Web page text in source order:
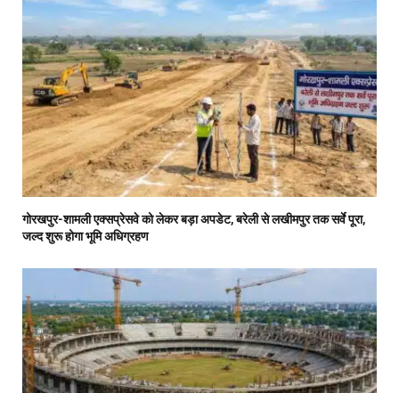
गोरखपुर-शामली एक्सप्रेसवे को लेकर बड़ा अपडेट, बरेली से लखीमपुर तक सर्वे पूरा,
जल्द शुरू होगा भूमि अधिग्रहण